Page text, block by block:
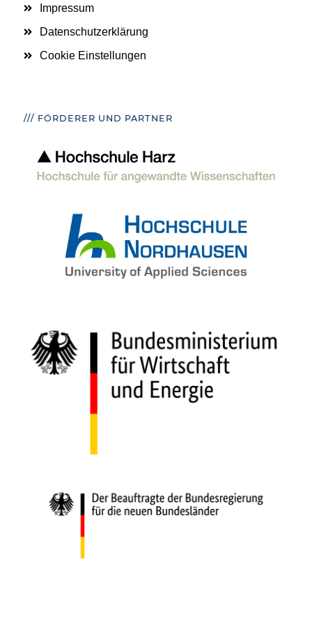
Impressum
Datenschutzerklärung
Cookie Einstellungen
/// FÖRDERER UND PARTNER